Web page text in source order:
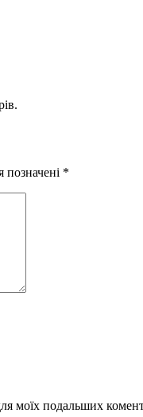
позначені *
моїх подальших